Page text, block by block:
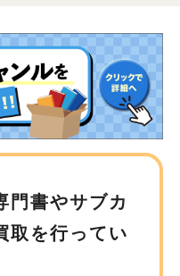
門書やサブカ
取を行ってい